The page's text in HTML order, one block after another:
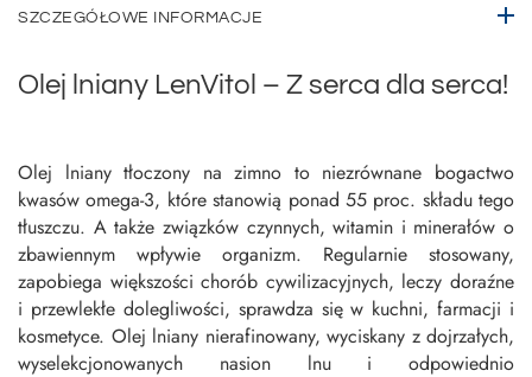
SZCZEGÓŁOWE INFORMACJE
Olej lniany LenVitol – Z serca dla serca!
Olej lniany tłoczony na zimno to niezrównane bogactwo
kwasów omega-3, które stanowią ponad 55 proc. składu tego
tłuszczu. A także związków czynnych, witamin i minerałów o
zbawiennym wpływie organizm. Regularnie stosowany,
zapobiega większości chorób cywilizacyjnych, leczy doraźne
i przewlekłe dolegliwości, sprawdza się w kuchni, farmacji i
kosmetyce. Olej lniany nierafinowany, wyciskany z dojrzałych,
wyselekcjonowanych nasion lnu i odpowiednio